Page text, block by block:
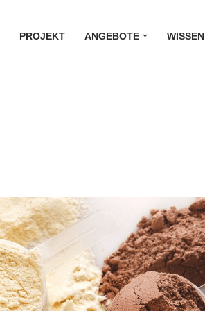
PROJEKT ANGEBOTE WISSEN